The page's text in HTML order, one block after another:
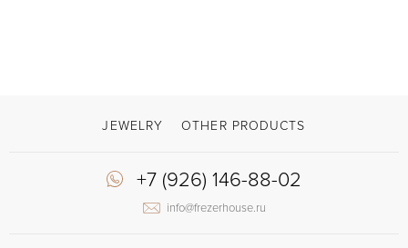
JEWELRY OTHER PRODUCTS
+7 (926) 146-88-02
info@frezerhouse.ru